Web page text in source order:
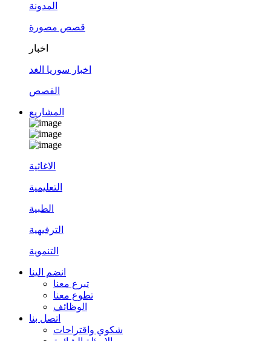
المدونة
قصص مصورة
اخبار
اخبار سوريا الغد
القصص
المشاريع
الاغاثية
التعليمية
الطبية
الترفيهية
التنموية
انضم الينا
تبرع معنا
تطوع معنا
الوظائف
اتصل بنا
شكوي واقتراحات